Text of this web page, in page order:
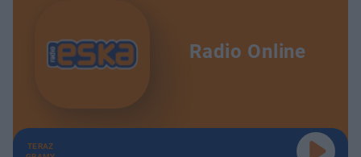
Radio Online
TERAZ